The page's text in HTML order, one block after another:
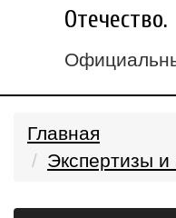
Отечество.
Главная
Экспертизы и